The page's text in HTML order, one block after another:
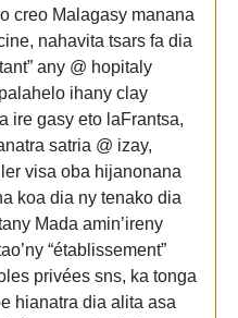
creo Malagasy manana
nahavita tsars fa dia
any @ hopitaly
ihany clay
ire gasy eto laFrantsa,
satria @ izay,
visa oba hijanonana
koa dia ny tenako dia
Mada amin’ireny
“établissement”
privées sns, ka tonga
hianatra dia alita asa